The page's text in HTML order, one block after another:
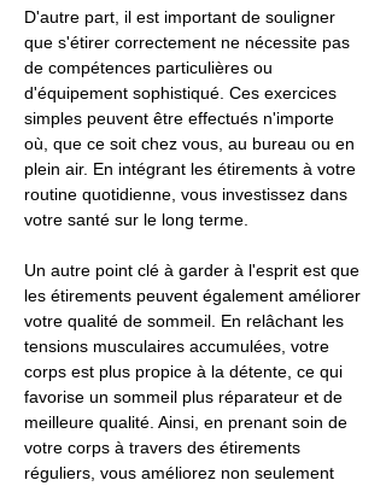
D'autre part, il est important de souligner
que s'étirer correctement ne nécessite pas
de compétences particulières ou
d'équipement sophistiqué. Ces exercices
simples peuvent être effectués n'importe
où, que ce soit chez vous, au bureau ou en
plein air. En intégrant les étirements à votre
routine quotidienne, vous investissez dans
votre santé sur le long terme.
Un autre point clé à garder à l'esprit est que
les étirements peuvent également améliorer
votre qualité de sommeil. En relâchant les
tensions musculaires accumulées, votre
corps est plus propice à la détente, ce qui
favorise un sommeil plus réparateur et de
meilleure qualité. Ainsi, en prenant soin de
votre corps à travers des étirements
réguliers, vous améliorez non seulement